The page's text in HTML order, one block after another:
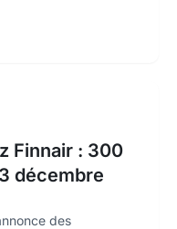
Finnair : 300
décembre
des